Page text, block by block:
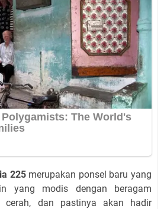
225merupakan ponsel baru yang
yang modis dengan beragam
cerah, dan pastinya akan hadir